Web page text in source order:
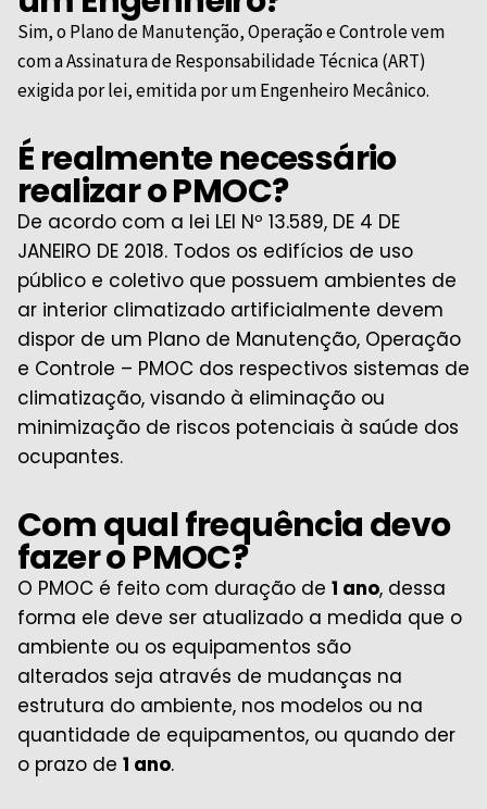
Sim, o Plano de Manutenção, Operação e Controle vem
com a Assinatura de Responsabilidade Técnica (ART)
exigida por lei, emitida por um Engenheiro Mecânico.
É realmente necessário
realizar o PMOC?
De acordo com a lei LEI Nº 13.589, DE 4 DE
JANEIRO DE 2018. Todos os edifícios de uso
público e coletivo que possuem ambientes de
ar interior climatizado artificialmente devem
dispor de um Plano de Manutenção, Operação
e Controle – PMOC dos respectivos sistemas de
climatização, visando à eliminação ou
minimização de riscos potenciais à saúde dos
ocupantes.
Com qual frequência devo
fazer o PMOC?
O PMOC é feito com duração de 1 ano, dessa
forma ele deve ser atualizado a medida que o
ambiente ou os equipamentos são
alterados seja através de mudanças na
estrutura do ambiente, nos modelos ou na
quantidade de equipamentos, ou quando der
o prazo de 1 ano.